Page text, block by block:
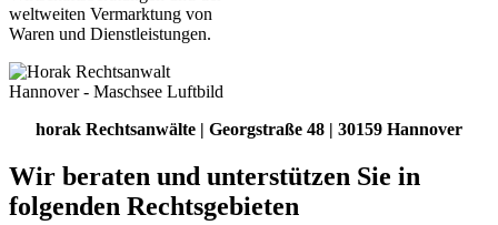
weltweiten Vermarktung von
Waren und Dienstleistungen.
horak Rechtsanwälte | Georgstraße 48 | 30159 Hannover
Wir beraten und unterstützen Sie in
folgenden Rechtsgebieten